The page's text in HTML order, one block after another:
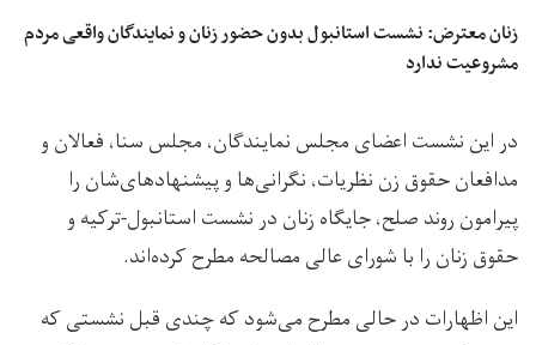
زنان معترض: نشست استانبول بدون حضور زنان و نمایندگان واقعی مردم
مشروعیت ندارد
در این نشست اعضای مجلس نمایندگان، مجلس سنا، فعالان و
مدافعان حقوق زن نظریات، نگرانی‌ها و پیشنهادهای‌شان را
پیرامون روند صلح، جایگاه زنان در نشست استانبول-ترکیه و
حقوق زنان را با شورای عالی مصالحه مطرح کرده‌اند.
این اظهارات در حالی مطرح می‌شود که چندی قبل نشستی که